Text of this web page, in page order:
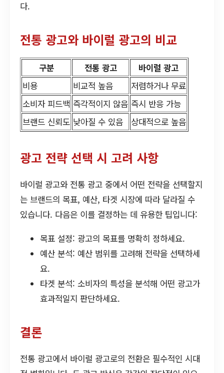
다.
전통 광고와 바이럴 광고의 비교
구분 전통 광고
바이럴 광고
비용
비교적 높음
저렴하거나 무료
소비자 피드백 즉각적이지 않음 즉시 반응 가능
브랜드 신뢰도 낮아질 수 있음 상대적으로 높음
광고 전략 선택 시 고려 사항
바이럴 광고와 전통 광고 중에서 어떤 전략을 선택할지
는 브랜드의 목표, 예산, 타겟 시장에 따라 달라질 수
있습니다. 다음은 이를 결정하는 데 유용한 팁입니다:
목표 설정: 광고의 목표를 명확히 정하세요.
예산 분석: 예산 범위를 고려해 전략을 선택하세
요.
타겟 분석: 소비자의 특성을 분석해 어떤 광고가
효과적일지 판단하세요.
결론
전통 광고에서 바이럴 광고로의 전환은 필수적인 시대